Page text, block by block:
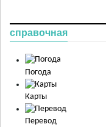
справочная
Погода
Карты
Перевод